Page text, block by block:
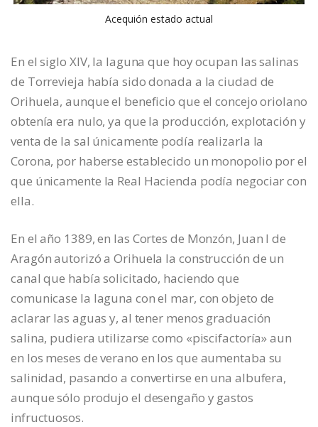
Acequión estado actual
En el siglo XIV, la laguna que hoy ocupan las salinas
de Torrevieja había sido donada a la ciudad de
Orihuela, aunque el beneficio que el concejo oriolano
obtenía era nulo, ya que la producción, explotación y
venta de la sal únicamente podía realizarla la
Corona, por haberse establecido un monopolio por el
que únicamente la Real Hacienda podía negociar con
ella.
En el año 1389, en las Cortes de Monzón, Juan I de
Aragón autorizó a Orihuela la construcción de un
canal que había solicitado, haciendo que
comunicase la laguna con el mar, con objeto de
aclarar las aguas y, al tener menos graduación
salina, pudiera utilizarse como «piscifactoría» aun
en los meses de verano en los que aumentaba su
salinidad, pasando a convertirse en una albufera,
aunque sólo produjo el desengaño y gastos
infructuosos.